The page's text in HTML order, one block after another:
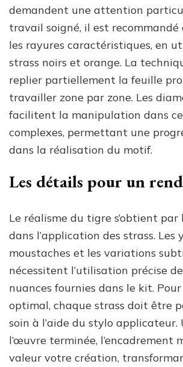
demandent une attention
travail soigné, il est
les rayures caractéristiques, en
strass noirs et orange. La
replier partiellement la feuille
travailler zone par zone. Les
facilitent la manipulation dans
complexes, permettant une
dans la réalisation du motif.
Les détails pour un
Le réalisme du tigre s’obtient
dans l’application des strass. Les
moustaches et les variations
nécessitent l’utilisation précise
nuances fournies dans le kit.
optimal, chaque strass doit être
soin à l’aide du stylo applicateur.
l’œuvre terminée, l’encadrement
valeur votre création,